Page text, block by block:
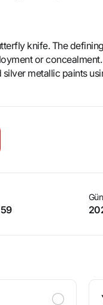
knife. The
or
metallic paints